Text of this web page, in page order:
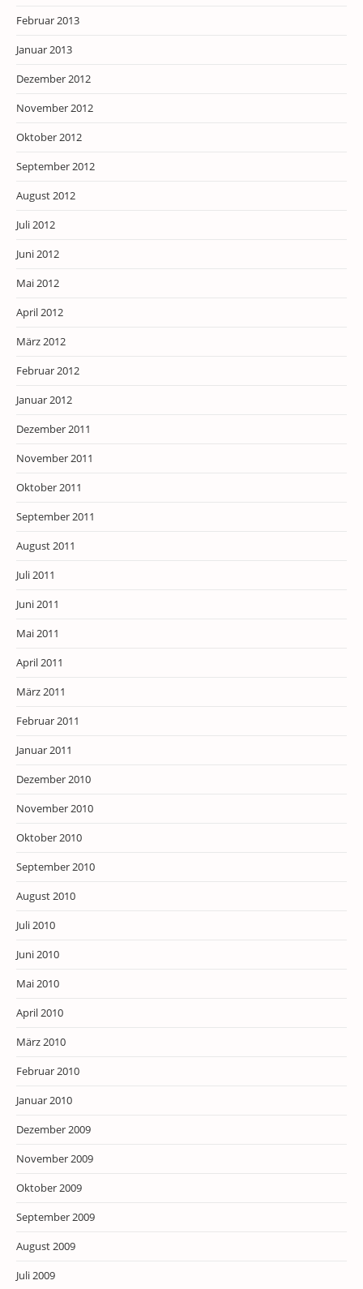
Februar 2013
Januar 2013
Dezember 2012
November 2012
Oktober 2012
September 2012
August 2012
Juli 2012
Juni 2012
Mai 2012
April 2012
März 2012
Februar 2012
Januar 2012
Dezember 2011
November 2011
Oktober 2011
September 2011
August 2011
Juli 2011
Juni 2011
Mai 2011
April 2011
März 2011
Februar 2011
Januar 2011
Dezember 2010
November 2010
Oktober 2010
September 2010
August 2010
Juli 2010
Juni 2010
Mai 2010
April 2010
März 2010
Februar 2010
Januar 2010
Dezember 2009
November 2009
Oktober 2009
September 2009
August 2009
Juli 2009